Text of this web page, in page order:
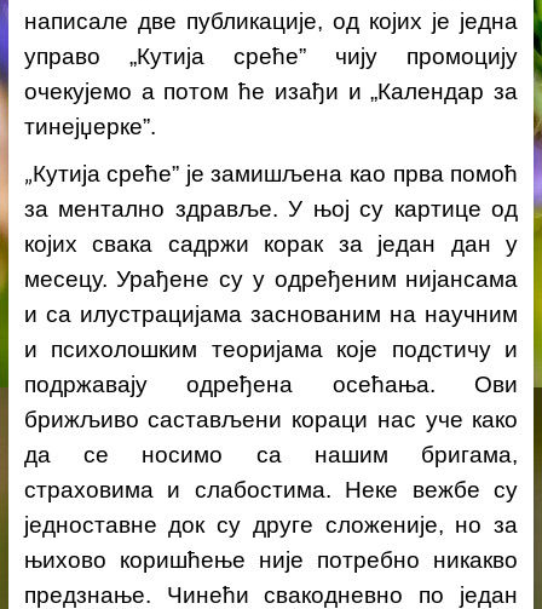
написале две публикације, од којих је једна
управо „Кутија среће” чију промоцију
очекујемо а потом ће изађи и „Календар за
тинејџерке”.
„Кутија среће” је замишљена као прва помоћ
за ментално здравље. У њој су картице од
којих свака садржи корак за један дан у
месецу. Урађене су у одређеним нијансама
и са илустрацијама заснованим на научним
и психолошким теоријама које подстичу и
подржавају одређена осећања. Ови
брижљиво састављени кораци нас уче како
да се носимо са нашим бригама,
страховима и слабостима. Неке вежбе су
једноставне док су друге сложеније, но за
њихово коришћење није потребно никакво
предзнање. Чинећи свакодневно по један